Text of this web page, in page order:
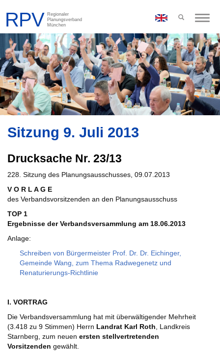
Toggle
Sitzung 9. Juli 2013
Drucksache Nr. 23/13
228. Sitzung des Planungsausschusses, 09.07.2013
V O R L A G E
des Verbandsvorsitzenden an den Planungsausschuss
TOP 1
Ergebnisse der Verbandsversammlung am 18.06.2013
Anlage:
Schreiben von Bürgermeister Prof. Dr. Dr. Eichinger,
Gemeinde Wang, zum Thema Radwegenetz und
Renaturierungs-Richtlinie
I. VORTRAG
Die Verbandsversammlung hat mit überwältigender Mehrheit
(3.418 zu 9 Stimmen) Herrn Landrat Karl Roth, Landkreis
Starnberg, zum neuen ersten stellvertretenden
Vorsitzenden gewählt.